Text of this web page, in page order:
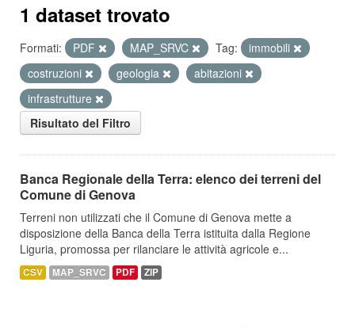
1 dataset trovato
Formati: PDF MAP_SRVC Tag:
immobili
costruzioni
geologia
abitazioni
infrastrutture
Risultato del Filtro
Banca Regionale della Terra: elenco dei terreni del
Comune di Genova
Terreni non utilizzati che il Comune di Genova mette a
disposizione della Banca della Terra istituita dalla Regione
Liguria, promossa per rilanciare le attività agricole e...
CSV MAP_SRVC PDF ZIP